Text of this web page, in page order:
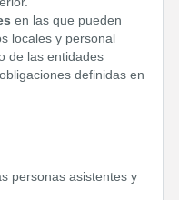
en las que pueden
locales y personal
de las entidades
definidas en
personas asistentes y